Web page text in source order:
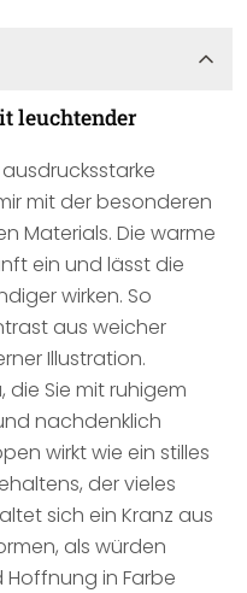
leuchtender
mit der besonderen
Materials. Die warme
ein und lässt die
wirken. So
aus weicher
Illustration.
die Sie mit ruhigem
nachdenklich
wirkt wie ein stilles
der vieles
sich ein Kranz aus
als würden
Hoffnung in Farbe